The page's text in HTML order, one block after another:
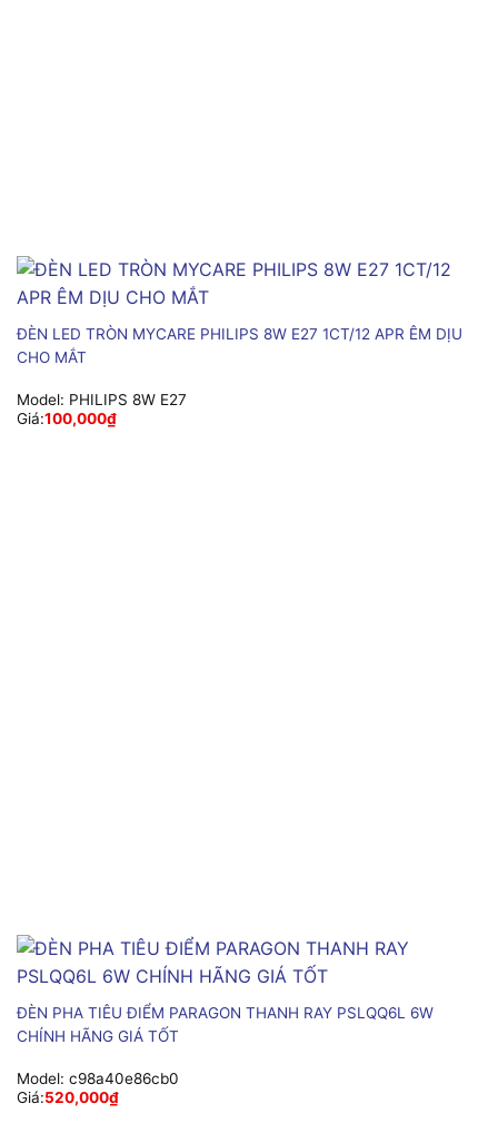
ĐÈN LED TRÒN MYCARE PHILIPS 8W E27 1CT/12 APR ÊM DỊU
CHO MẮT
Model: PHILIPS 8W E27
Giá:100,000₫
ĐÈN PHA TIÊU ĐIỂM PARAGON THANH RAY PSLQQ6L 6W
CHÍNH HÃNG GIÁ TỐT
Model: c98a40e86cb0
Giá:520,000₫